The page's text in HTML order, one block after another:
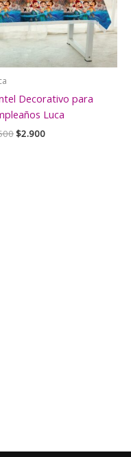
Decorativo para
Luca
El
$2.900El